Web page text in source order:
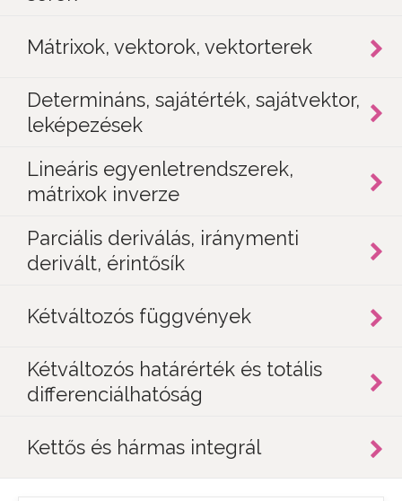
Mátrixok, vektorok, vektorterek
Determináns, sajátérték, sajátvektor,
leképezések
Lineáris egyenletrendszerek,
mátrixok inverze
Parciális deriválás, iránymenti
derivált, érintősík
Kétváltozós függvények
Kétváltozós határérték és totális
differenciálhatóság
Kettős és hármas integrál